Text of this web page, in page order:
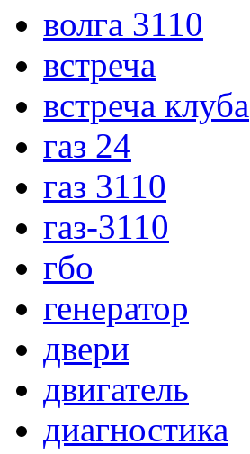
волга 3110
встреча
встреча клуба
газ 24
газ 3110
газ-3110
гбо
генератор
двери
двигатель
диагностика